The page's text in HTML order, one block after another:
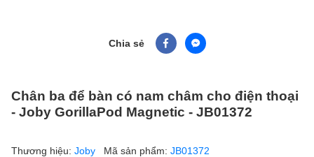
Chia sẻ
Chân ba để bàn có nam châm cho điện thoại
- Joby GorillaPod Magnetic - JB01372
Thương hiệu: Joby Mã sản phẩm: JB01372